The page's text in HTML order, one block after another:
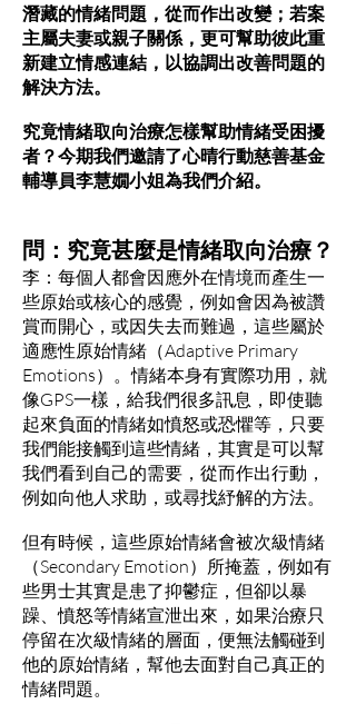
潛藏的情緒問題，從而作出改變；若案
主屬夫妻或親子關係，更可幫助彼此重
新建立情感連結，以協調出改善問題的
解決方法。
究竟情緒取向治療怎樣幫助情緒受困擾
者？今期我們邀請了心晴行動慈善基金
輔導員李慧嫺小姐為我們介紹。
問：究竟甚麼是情緒取向治療？
李：每個人都會因應外在情境而產生一
些原始或核心的感覺，例如會因為被讚
賞而開心，或因失去而難過，這些屬於
適應性原始情緒（Adaptive Primary
Emotions）。情緒本身有實際功用，就
像GPS一樣，給我們很多訊息，即使聽
起來負面的情緒如憤怒或恐懼等，只要
我們能接觸到這些情緒，其實是可以幫
我們看到自己的需要，從而作出行動，
例如向他人求助，或尋找紓解的方法。
但有時候，這些原始情緒會被次級情緒
（Secondary Emotion）所掩蓋，例如有
些男士其實是患了抑鬱症，但卻以暴
躁、憤怒等情緒宣泄出來，如果治療只
停留在次級情緒的層面，便無法觸碰到
他的原始情緒，幫他去面對自己真正的
情緒問題。